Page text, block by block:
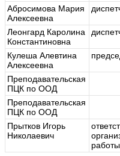
Абросимова Мария
Алексеевна
Леонгард Каролина
Константиновна
Кулеша Алевтина
Алексеевна
Преподавательская
ПЦК по ООД
Преподавательская
ПЦК по ООД
Прытков Игорь
Николаевич
работы